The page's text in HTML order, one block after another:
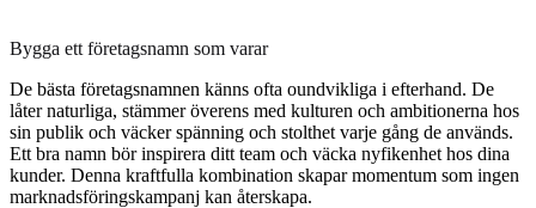
Bygga ett företagsnamn som varar
De bästa företagsnamnen känns ofta oundvikliga i efterhand. De
låter naturliga, stämmer överens med kulturen och ambitionerna hos
sin publik och väcker spänning och stolthet varje gång de används.
Ett bra namn bör inspirera ditt team och väcka nyfikenhet hos dina
kunder. Denna kraftfulla kombination skapar momentum som ingen
marknadsföringskampanj kan återskapa.